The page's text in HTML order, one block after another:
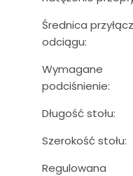
Średnica
odciągu:
Wymagane
podciśnienie:
Długość stołu:
Szerokość stołu:
Regulowana